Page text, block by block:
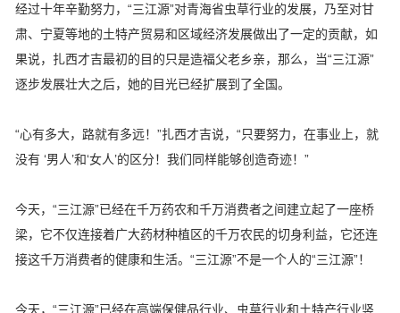
经过十年辛勤努力，“三江源”对青海省虫草行业的发展，乃至对甘
肃、宁夏等地的土特产贸易和区域经济发展做出了一定的贡献，如
果说，扎西才吉最初的目的只是造福父老乡亲，那么，当“三江源”
逐步发展壮大之后，她的目光已经扩展到了全国。
“心有多大，路就有多远！”扎西才吉说，“只要努力，在事业上，就
没有 ‘男人’和‘女人’的区分！我们同样能够创造奇迹！”
今天，“三江源”已经在千万药农和千万消费者之间建立起了一座桥
梁，它不仅连接着广大药材种植区的千万农民的切身利益，它还连
接这千万消费者的健康和生活。“三江源”不是一个人的“三江源”！
今天，“三江源”已经在高端保健品行业、虫草行业和土特产行业竖